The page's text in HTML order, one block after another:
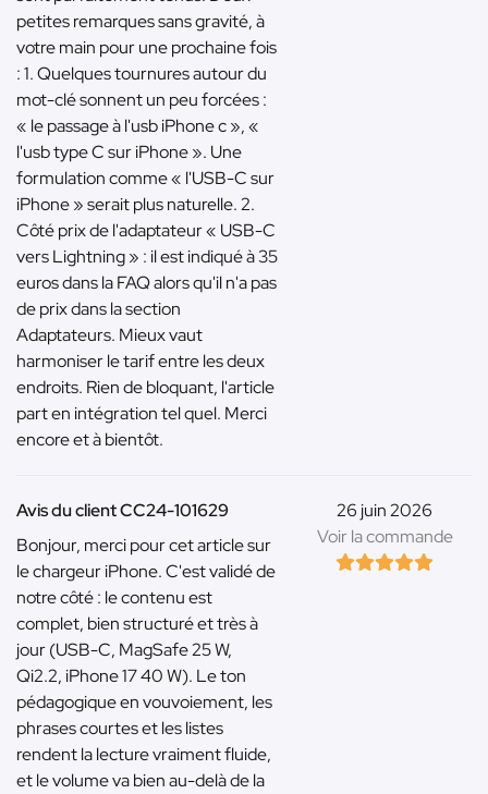
petites remarques sans gravité, à
votre main pour une prochaine fois
: 1. Quelques tournures autour du
mot-clé sonnent un peu forcées :
« le passage à l'usb iPhone c », «
l'usb type C sur iPhone ». Une
formulation comme « l'USB-C sur
iPhone » serait plus naturelle. 2.
Côté prix de l'adaptateur « USB-C
vers Lightning » : il est indiqué à 35
euros dans la FAQ alors qu'il n'a pas
de prix dans la section
Adaptateurs. Mieux vaut
harmoniser le tarif entre les deux
endroits. Rien de bloquant, l'article
part en intégration tel quel. Merci
encore et à bientôt.
26 juin 2026
Voir la commande
Avis du client CC24-101629
Bonjour, merci pour cet article sur
le chargeur iPhone. C'est validé de
notre côté : le contenu est
complet, bien structuré et très à
jour (USB-C, MagSafe 25 W,
Qi2.2, iPhone 17 40 W). Le ton
pédagogique en vouvoiement, les
phrases courtes et les listes
rendent la lecture vraiment fluide,
et le volume va bien au-delà de la